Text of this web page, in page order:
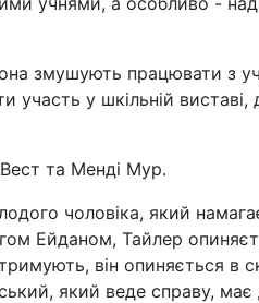
змушують працювати з
участь у шкільній виставі,
та Менді Мур.
чоловіка, який
Ейданом, Тайлер
він опиняється в
який веде справу, має